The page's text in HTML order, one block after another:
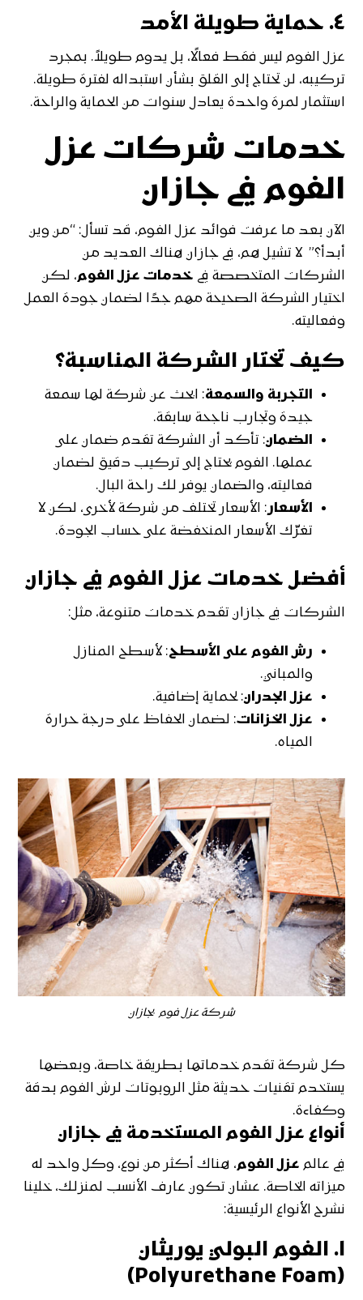
٤. حماية طويلة الأمد
عزل الفوم ليس فقط فعالًا، بل يدوم طويلاً. بمجرد
تركيبه، لن تحتاج إلى القلق بشأن استبداله لفترة طويلة.
استثمار لمرة واحدة يعادل سنوات من الحماية والراحة.
خدمات شركات عزل
الفوم في جازان
الآن بعد ما عرفت فوائد عزل الفوم، قد تسأل: “من وين
أبدأ؟” لا تشيل هم، في جازان هناك العديد من
الشركات المتخصصة في خدمات عزل الفوم، لكن
اختيار الشركة الصحيحة مهم جدًا لضمان جودة العمل
وفعاليته.
كيف تختار الشركة المناسبة؟
التجربة والسمعة: ابحث عن شركة لها سمعة
جيدة وتجارب ناجحة سابقة.
الضمان: تأكد أن الشركة تقدم ضمان على
عملها. الفوم يحتاج إلى تركيب دقيق لضمان
فعاليته، والضمان يوفر لك راحة البال.
الأسعار: الأسعار تختلف من شركة لأخرى، لكن لا
تغرّك الأسعار المنخفضة على حساب الجودة.
أفضل خدمات عزل الفوم في جازان
الشركات في جازان تقدم خدمات متنوعة، مثل:
رش الفوم على الأسطح: لأسطح المنازل
والمباني.
عزل الجدران: لحماية إضافية.
عزل الخزانات: لضمان الحفاظ على درجة حرارة
المياه.
شركة عزل فوم بجازان
كل شركة تقدم خدماتها بطريقة خاصة، وبعضها
يستخدم تقنيات حديثة مثل الروبوتات لرش الفوم بدقة
وكفاءة.
أنواع عزل الفوم المستخدمة في جازان
في عالم عزل الفوم، هناك أكثر من نوع، وكل واحد له
ميزاته الخاصة. عشان تكون عارف الأنسب لمنزلك، خلينا
نشرح الأنواع الرئيسية:
١. الفوم البولي يوريثان
(Polyurethane Foam)